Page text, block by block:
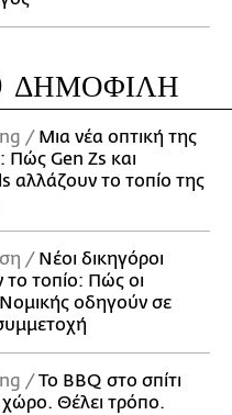
ΔΗΜΟΦΙΛΗ
Μια νέα οπτική της
Πώς Gen Zs και
αλλάζουν το τοπίο της
Νέοι δικηγόροι
το τοπίο: Πώς οι
οδηγούν σε
Το BBQ στο σπίτι
χώρο. Θέλει τρόπο.